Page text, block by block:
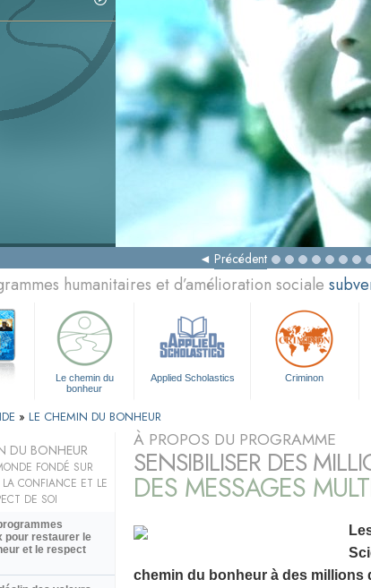
Précédent
humanitaires et d’amélioration sociale
Le chemin du
bonheur
Applied Scholastics Criminon
» LE CHEMIN DU BONHEUR
À PROPOS DU PROGRAMME
SENSIBILISER DES
DES MESSAGES
chemin du bonheur à des millions
DU BONHEUR
FONDÉ SUR
CONFIANCE ET LE
DE SOI
pour restaurer le
et le respect